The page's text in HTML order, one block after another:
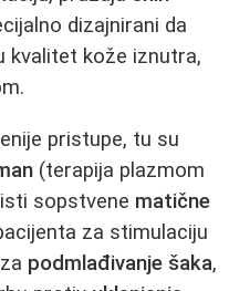
dizajnirani da
kvalitet kože iznutra,
pristupe, tu su
(terapija plazmom
sopstvene matične
za stimulaciju
podmlađivanje šaka,